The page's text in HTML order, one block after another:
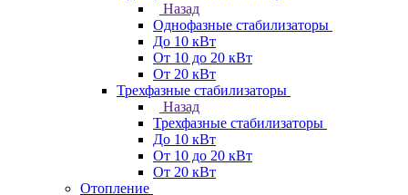
Назад
Однофазные стабилизаторы
До 10 кВт
От 10 до 20 кВт
От 20 кВт
Трехфазные стабилизаторы
Назад
Трехфазные стабилизаторы
До 10 кВт
От 10 до 20 кВт
От 20 кВт
Отопление